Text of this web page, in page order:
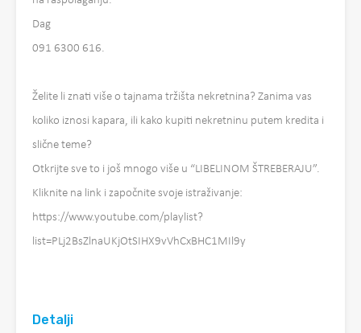
Dag
091 6300 616.
Želite li znati više o tajnama tržišta nekretnina? Zanima vas
koliko iznosi kapara, ili kako kupiti nekretninu putem kredita i
slične teme?
Otkrijte sve to i još mnogo više u “LIBELINOM ŠTREBERAJU”.
Kliknite na link i započnite svoje istraživanje:
https://www.youtube.com/playlist?
list=PLj2BsZlnaUKjOtSIHX9vVhCxBHC1MIl9y
Detalji